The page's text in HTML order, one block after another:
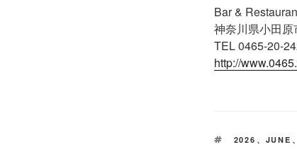
Bar &
神奈川県小田
TEL 0465-20-
http://
タ
2026 、 JUNE 、